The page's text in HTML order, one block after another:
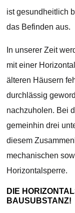
ist gesundheitlich
das Befinden aus.
In unserer Zeit
mit einer
älteren Häusern
durchlässig
nachzuholen. Bei
gemeinhin drei
diesem
mechanischen
Horizontalsperre.
DIE
BAUSUBSTANZ!